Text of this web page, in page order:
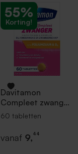
55%
Korting!
Davitamon
Compleet zwanger
60 tabletten
60 tabletten
vanaf 9,44